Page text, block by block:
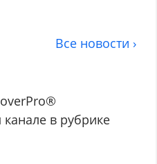
Все новости ›
в рубрике